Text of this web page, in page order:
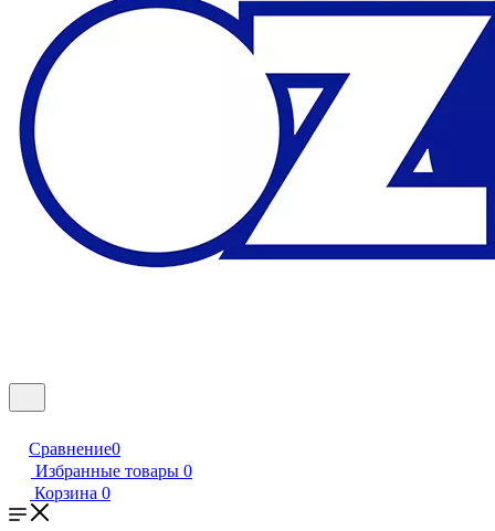
Сравнение0
Избранные товары 0
Корзина 0